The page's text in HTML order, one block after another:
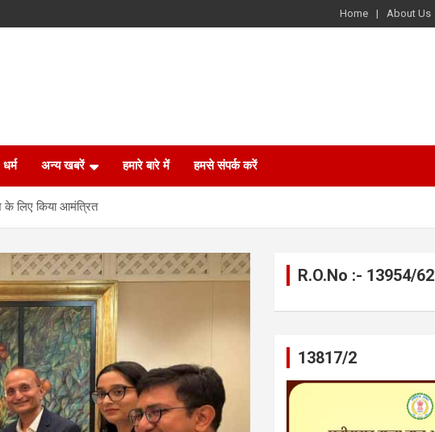
Home About Us
धर्म अन्य खबरें हमारे बारे में हमसे संपर्क करें
के लिए किया आमंत्रित
R.O.No :- 13954/62
13817/2